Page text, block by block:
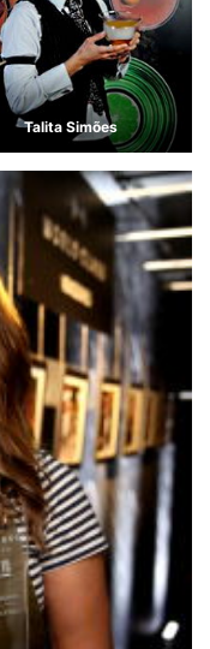
Talita Simões